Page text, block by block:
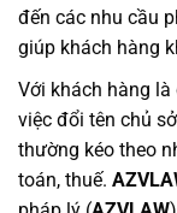
đến các nhu cầu
giúp khách hàng
Với khách hàng
việc đổi tên chủ
thường kéo theo
toán, thuế.